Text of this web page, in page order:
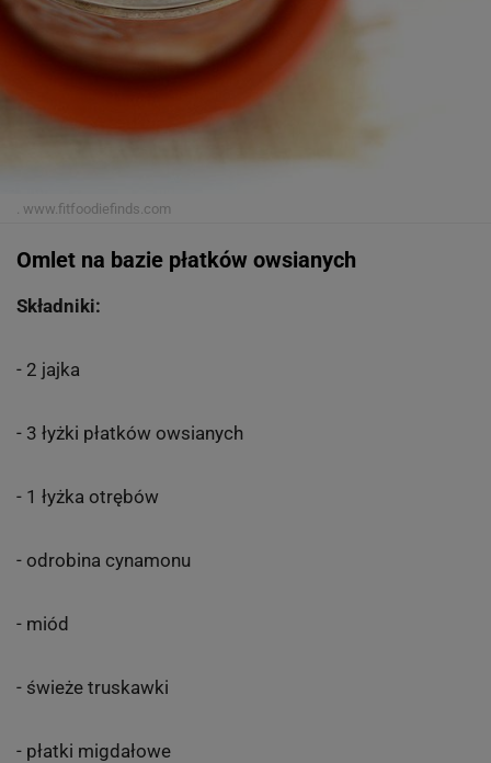
www.fitfoodiefinds.com
Omlet na bazie płatków owsianych
Składniki:
- 2 jajka
- 3 łyżki płatków owsianych
- 1 łyżka otrębów
- odrobina cynamonu
- miód
- świeże truskawki
- płatki migdałowe